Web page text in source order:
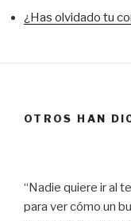
¿Has olvidado tu
OTROS HAN
“Nadie quiere ir al
para ver cómo un